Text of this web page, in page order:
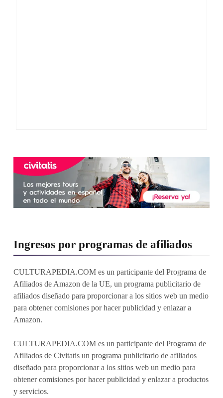
Ingresos por programas de afiliados
CULTURAPEDIA.COM es un participante del Programa de
Afiliados de Amazon de la UE, un programa publicitario de
afiliados diseñado para proporcionar a los sitios web un medio
para obtener comisiones por hacer publicidad y enlazar a
Amazon.
CULTURAPEDIA.COM es un participante del Programa de
Afiliados de Civitatis un programa publicitario de afiliados
diseñado para proporcionar a los sitios web un medio para
obtener comisiones por hacer publicidad y enlazar a productos
y servicios.